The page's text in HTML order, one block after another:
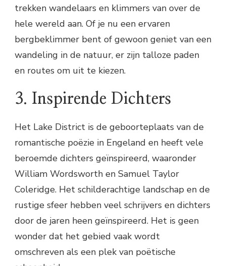
trekken wandelaars en klimmers van over de
hele wereld aan. Of je nu een ervaren
bergbeklimmer bent of gewoon geniet van een
wandeling in de natuur, er zijn talloze paden
en routes om uit te kiezen.
3. Inspirende Dichters
Het Lake District is de geboorteplaats van de
romantische poëzie in Engeland en heeft vele
beroemde dichters geïnspireerd, waaronder
William Wordsworth en Samuel Taylor
Coleridge. Het schilderachtige landschap en de
rustige sfeer hebben veel schrijvers en dichters
door de jaren heen geïnspireerd. Het is geen
wonder dat het gebied vaak wordt
omschreven als een plek van poëtische